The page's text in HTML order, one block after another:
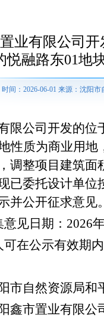
业有限公司
悦融路东01地
时间：2026-06-01 来源：沈阳
限公司开发的
性质为商业用
调整项目建筑
已委托设计单
并公开征求意见
意见日期：2026
可在公示有效期
市自然资源局和
鑫市置业有限公